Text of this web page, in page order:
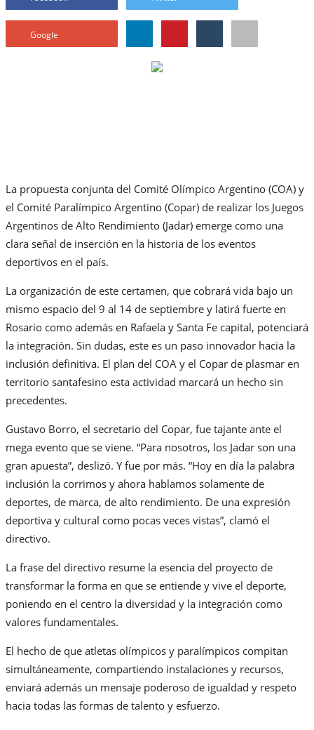
Google
La propuesta conjunta del Comité Olímpico Argentino (COA) y
el Comité Paralímpico Argentino (Copar) de realizar los Juegos
Argentinos de Alto Rendimiento (Jadar) emerge como una
clara señal de inserción en la historia de los eventos
deportivos en el país.
La organización de este certamen, que cobrará vida bajo un
mismo espacio del 9 al 14 de septiembre y latirá fuerte en
Rosario como además en Rafaela y Santa Fe capital, potenciará
la integración. Sin dudas, este es un paso innovador hacia la
inclusión definitiva. El plan del COA y el Copar de plasmar en
territorio santafesino esta actividad marcará un hecho sin
precedentes.
Gustavo Borro, el secretario del Copar, fue tajante ante el
mega evento que se viene. “Para nosotros, los Jadar son una
gran apuesta”, deslizó. Y fue por más. “Hoy en día la palabra
inclusión la corrimos y ahora hablamos solamente de
deportes, de marca, de alto rendimiento. De una expresión
deportiva y cultural como pocas veces vistas”, clamó el
directivo.
La frase del directivo resume la esencia del proyecto de
transformar la forma en que se entiende y vive el deporte,
poniendo en el centro la diversidad y la integración como
valores fundamentales.
El hecho de que atletas olímpicos y paralímpicos compitan
simultáneamente, compartiendo instalaciones y recursos,
enviará además un mensaje poderoso de igualdad y respeto
hacia todas las formas de talento y esfuerzo.